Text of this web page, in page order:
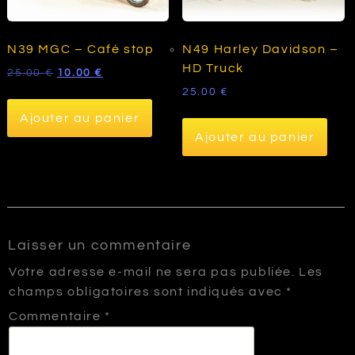
N39 MGC – Café stop
25.00€ Le
était :
25.00 €.
10.00€
est :
10.00 €.
Ajouter au panier
N49 Harley Davidson –
HD Truck
25.00 €
Ajouter au panier
Laisser un commentaire
Votre adresse e-mail ne sera pas publiée.
Les
champs obligatoires sont indiqués avec *
Commentaire *